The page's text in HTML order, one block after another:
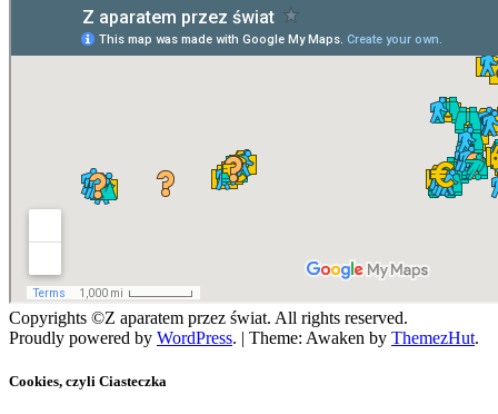
Copyrights ©Z aparatem przez świat. All rights reserved.
Proudly powered by WordPress. | Theme: Awaken by ThemezHut.
Cookies, czyli Ciasteczka